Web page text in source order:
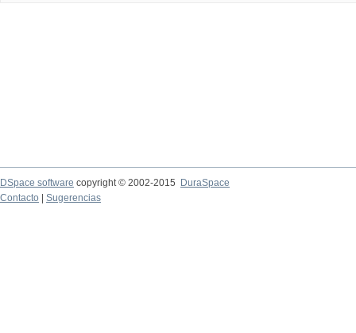
DSpace software copyright © 2002-2015
DuraSpace
Contacto
Sugerencias